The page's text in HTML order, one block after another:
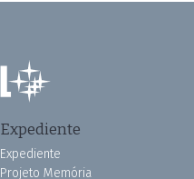
Expediente
Expediente
Projeto Memória